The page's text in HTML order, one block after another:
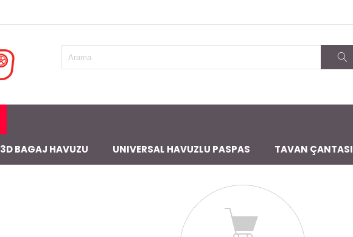
3D BAGAJ HAVUZU UNIVERSAL HAVUZLU PASPAS TAVAN ÇANTASI